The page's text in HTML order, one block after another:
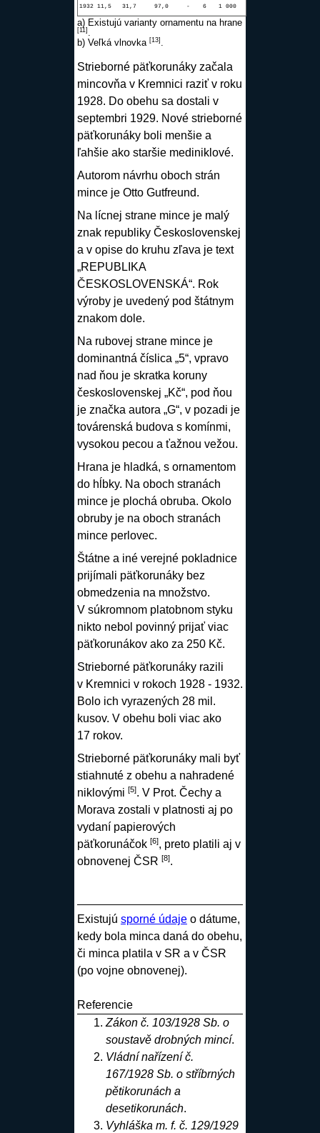
1932 11,5 31,7 97,0 - 6 1 000
a) Existujú varianty ornamentu na hrane
[11 ] .
b) Veľká vlnovka [13] .
Striebornépäťkorunáky začala
mincovňa v Kremnici raziť v roku
1928. Do obehu sa dostali v
septembri 1929. Nové strieborné
päťkorunáky boli menšie a
ľahšie ako staršie mediniklové.
Autorom návrhu oboch strán
minceje Otto Gutfreund.
Na lícnej strane minceje malý
znak republiky Československej
a v opisedo kruhu zľava je text
„REPUBLIKA
ČESKOSLOVENSKÁ“. Rok
výroby je uvedený pod štátnym
znakom dole.
Na rubovej strane minceje
dominantná číslica „5“, vpravo
nad ňou je skratka koruny
československej „Kč“, pod ňou
je značka autora „G“, v pozadi je
továrenská budova s komínmi,
vysokou pecou a ťažnou vežou.
Hrana je hladká, s ornamentom
do hĺbky. Na oboch stranách
minceje plochá obruba. Okolo
obrubyje na oboch stranách
mince perlovec.
Štátne a iné verejné pokladnice
prijímali päťkorunáky bez
obmedzenia na množstvo.
V súkromnom platobnom styku
nikto nebol povinný prijať viac
päťkorunákov ako za 250 Kč.
Striebornépäťkorunáky razili
v Kremnici v rokoch 1928 - 1932.
Bolo ich vyrazených 28 mil.
kusov. V obehu boli viac ako
17 rokov.
Striebornépäťkorunáky mali byť
stiahnuté z obehu a nahradené
niklovými [5]. V Prot. Čechy a
Morava zostali v platnosti aj po
vydaní papierových
päťkorunáčok [6], preto platili aj v
obnovenej ČSR [8].
Existujú sporné údajeo dátume,
kedy bola minca daná do obehu,
či minca platila v SR a v ČSR
(po vojne obnovenej).
Referencie
Zákon č. 103/1928 Sb. o
soustavě drobných mincí.
Vládní nařízení č.
167/1928 Sb. o stříbrných
pětikorunách a
desetikorunách.
Vyhláška m. f. č. 129/1929